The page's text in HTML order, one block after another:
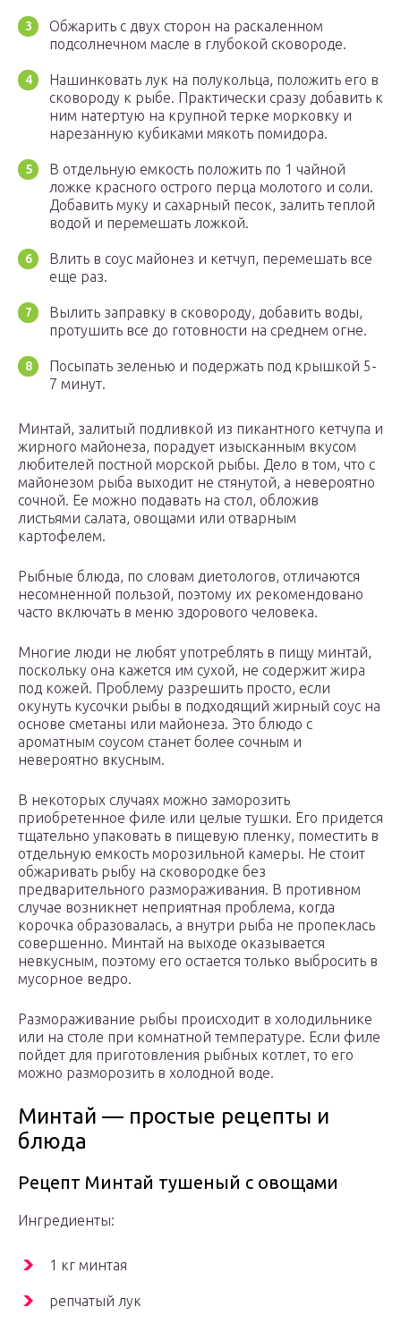
Обжарить с двух сторон на раскаленном
подсолнечном масле в глубокой сковороде.
Нашинковать лук на полукольца, положить его в
сковороду к рыбе. Практически сразу добавить к
ним натертую на крупной терке морковку и
нарезанную кубиками мякоть помидора.
В отдельную емкость положить по 1 чайной
ложке красного острого перца молотого и соли.
Добавить муку и сахарный песок, залить теплой
водой и перемешать ложкой.
Влить в соус майонез и кетчуп, перемешать все
еще раз.
Вылить заправку в сковороду, добавить воды,
протушить все до готовности на среднем огне.
Посыпать зеленью и подержать под крышкой 5-
7 минут.
Минтай, залитый подливкой из пикантного кетчупа и
жирного майонеза, порадует изысканным вкусом
любителей постной морской рыбы. Дело в том, что с
майонезом рыба выходит не стянутой, а невероятно
сочной. Ее можно подавать на стол, обложив
листьями салата, овощами или отварным
картофелем.
Рыбные блюда, по словам диетологов, отличаются
несомненной пользой, поэтому их рекомендовано
часто включать в меню здорового человека.
Многие люди не любят употреблять в пищу минтай,
поскольку она кажется им сухой, не содержит жира
под кожей. Проблему разрешить просто, если
окунуть кусочки рыбы в подходящий жирный соус на
основе сметаны или майонеза. Это блюдо с
ароматным соусом станет более сочным и
невероятно вкусным.
В некоторых случаях можно заморозить
приобретенное филе или целые тушки. Его придется
тщательно упаковать в пищевую пленку, поместить в
отдельную емкость морозильной камеры. Не стоит
обжаривать рыбу на сковородке без
предварительного размораживания. В противном
случае возникнет неприятная проблема, когда
корочка образовалась, а внутри рыба не пропеклась
совершенно. Минтай на выходе оказывается
невкусным, поэтому его остается только выбросить в
мусорное ведро.
Размораживание рыбы происходит в холодильнике
или на столе при комнатной температуре. Если филе
пойдет для приготовления рыбных котлет, то его
можно разморозить в холодной воде.
Минтай — простые рецепты и
блюда
Рецепт Минтай тушеный с овощами
Ингредиенты:
1 кг минтая
репчатый лук